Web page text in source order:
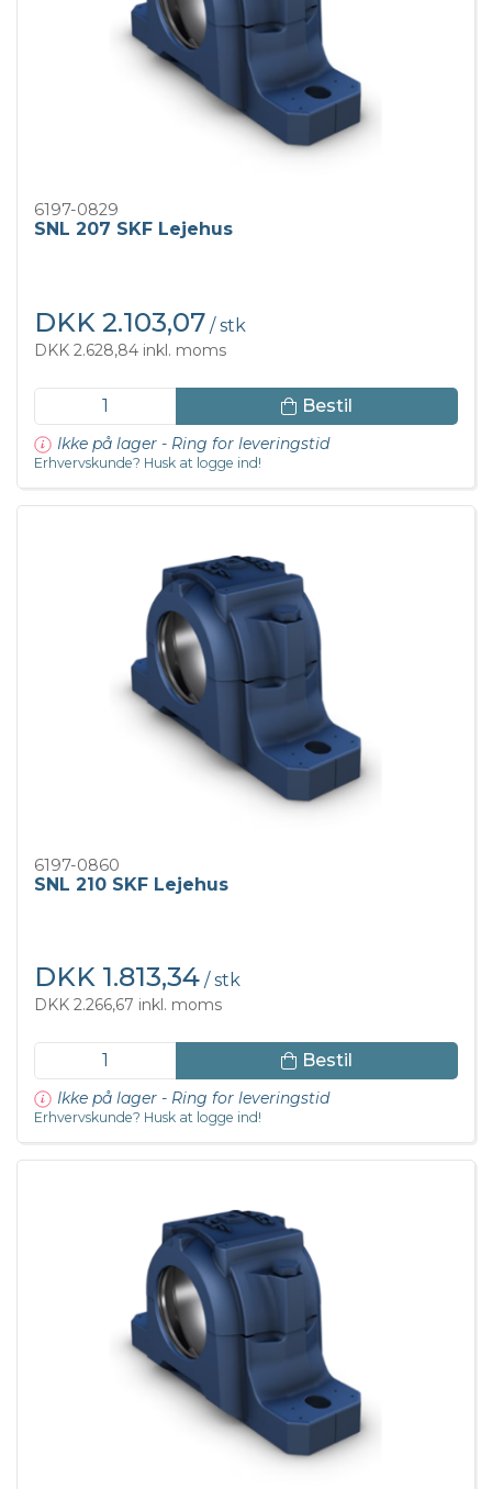
6197-0829
SNL 207 SKF Lejehus
DKK 2.103,07 / stk
DKK 2.628,84 inkl. moms
Bestil
Ikke på lager - Ring for leveringstid
Erhvervskunde? Husk at logge ind!
6197-0860
SNL 210 SKF Lejehus
DKK 1.813,34 / stk
DKK 2.266,67 inkl. moms
Bestil
Ikke på lager - Ring for leveringstid
Erhvervskunde? Husk at logge ind!